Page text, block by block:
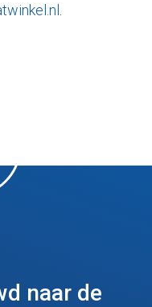
naar de